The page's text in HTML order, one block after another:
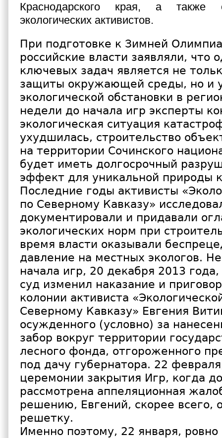
Краснодарского края, а
экологических активистов.
При подготовке к Зимней
российские власти заявляли, что
ключевых задач является не
защиты окружающей среды, но и
экологической обстановки в
недели до начала игр эксперты
экологическая ситуация
ухудшилась, строительство
на территории Сочинского
будет иметь долгосрочный
эффект для уникальной природы
Последние годы активисты
по Северному Кавказу»
документировали и придавали
экологических норм при
время власти оказывали
давление на местных экологов.
начала игр, 20 декабря 2013 года,
суд изменил наказание и
колонии активиста
Северному Кавказу» Евгения
осужденного (условно) за
забор вокруг территории
лесного фонда, отгороженного
под дачу губернатора. 22
церемонии закрытия Игр, когда
рассмотрена аппеляционная
решению, Евгений, скорее всего,
решетку.
Именно поэтому, 22 января,